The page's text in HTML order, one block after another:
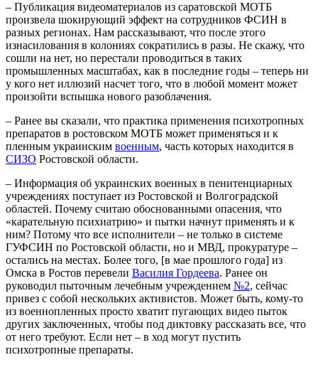
– Публикация видеоматериалов из саратовской МОТБ
произвела шокирующий эффект на сотрудников ФСИН в
разных регионах. Нам рассказывают, что после этого
изнасилования в колониях сократились в разы. Не скажу, что
сошли на нет, но перестали проводиться в таких
промышленных масштабах, как в последние годы – теперь ни
у кого нет иллюзий насчет того, что в любой момент может
произойти вспышка нового разоблачения.
– Ранее вы сказали, что практика применения психотропных
препаратов в ростовском МОТБ может применяться и к
пленным украинским военным, часть которых находится в
СИЗО Ростовской области.
– Информация об украинских военных в пенитенциарных
учреждениях поступает из Ростовской и Волгоградской
областей. Почему считаю обоснованными опасения, что
«карательную психиатрию» и пытки начнут применять и к
ним? Потому что все исполнители – не только в системе
ГУФСИН по Ростовской области, но и МВД, прокуратуре –
остались на местах. Более того, [в мае прошлого года] из
Омска в Ростов перевели Василия Гордеева. Ранее он
руководил пыточным лечебным учреждением №2, сейчас
привез с собой нескольких активистов. Может быть, кому-то
из военнопленных просто хватит пугающих видео пыток
других заключенных, чтобы под диктовку рассказать все, что
от него требуют. Если нет – в ход могут пустить
психотропные препараты.